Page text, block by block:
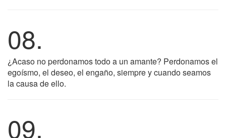
08.
¿Acaso no perdonamos todo a un amante? Perdonamos el
egoísmo, el deseo, el engaño, siempre y cuando seamos
la causa de ello.
09.